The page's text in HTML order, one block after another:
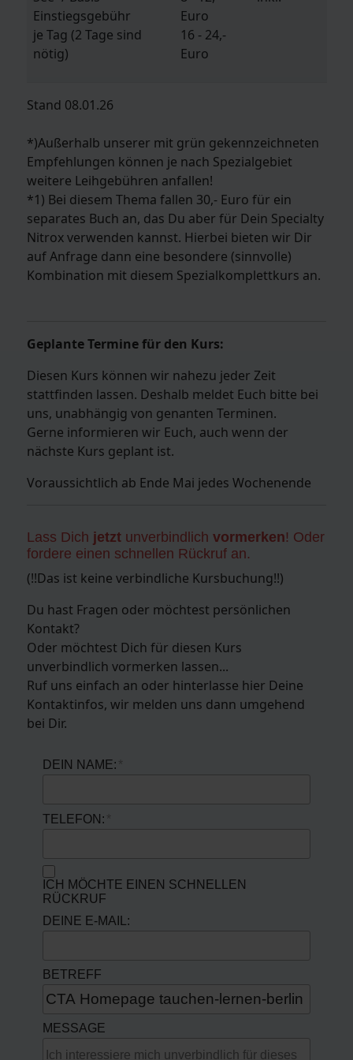
Einstiegsgebühr
je Tag (2 Tage sind
nötig)
Euro
16 - 24,-
Euro
Stand 08.01.26
*)Außerhalb unserer mit grün gekennzeichneten
Empfehlungen können je nach Spezialgebiet
weitere Leihgebühren anfallen!
*1) Bei diesem Thema fallen 30,- Euro für ein
separates Buch an, das Du aber für Dein Specialty
Nitrox verwenden kannst. Hierbei bieten wir Dir
auf Anfrage dann eine besondere (sinnvolle)
Kombination mit diesem Spezialkomplettkurs an.
Geplante Termine für den Kurs:
Diesen Kurs können wir nahezu jeder Zeit
stattfinden lassen. Deshalb meldet Euch bitte bei
uns, unabhängig von genanten Terminen.
Gerne informieren wir Euch, auch wenn der
nächste Kurs geplant ist.
Voraussichtlich ab Ende Mai jedes Wochenende
Lass Dich jetzt unverbindlichvormerken! Oder
fordere einen schnellen Rückruf an.
(!!Das ist keine verbindliche Kursbuchung!!)
Du hast Fragen oder möchtest persönlichen
Kontakt?
Oder möchtest Dich für diesen Kurs
unverbindlich vormerken lassen...
Ruf uns einfach an oder hinterlasse hier Deine
Kontaktinfos, wir melden uns dann umgehend
bei Dir.
DEIN NAME:
TELEFON:
ICH MÖCHTE EINEN SCHNELLEN
RÜCKRUF
DEINE E-MAIL:
BETREFF
MESSAGE